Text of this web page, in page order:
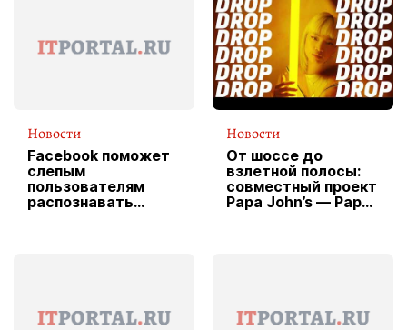
Новости
Facebook поможет
слепым
пользователям
распознавать
Новости
От шоссе до
взлетной полосы:
совместный проект
Papa John’s — Papa
вводит